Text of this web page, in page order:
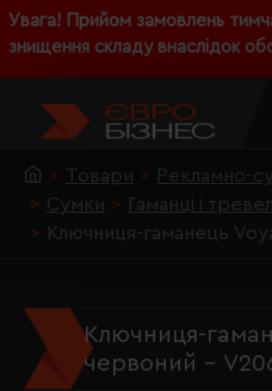
Увага! Прийом замовлень
знищення складу внаслідок
Товари
Рекламно-
Сумки
Гаманці і
Ключниця-гаманець
Ключниця-
червоний -